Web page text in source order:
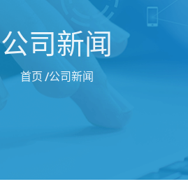
公司新闻
首页 /公司新闻